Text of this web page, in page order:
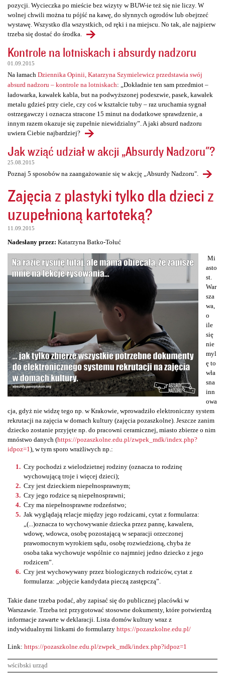
pozycji. Wycieczka po mieście bez wizyty w BUW-ie też się nie liczy. W
wolnej chwili można tu pójść na kawę, do słynnych ogrodów lub obejrzeć
wystawę. Wszystko dla wszystkich, od ręki i na miejscu. No tak, ale najpierw
trzeba się dostać do środka.
Kontrole na lotniskach i absurdy nadzoru
01.09.2015
Na łamach Dziennika Opinii, Katarzyna Szymielewicz przedstawia swój
absurd nadzoru – kontrole na lotniskach: „Dokładnie ten sam przedmiot –
ładowarka, kawałek kabla, but na podwyższonej podeszwie, pasek, kawałek
metalu gdzieś przy ciele, czy coś w kształcie tuby – raz uruchamia sygnał
ostrzegawczy i oznacza stracone 15 minut na dodatkowe sprawdzenie, a
innym razem okazuje się zupełnie niewidzialny”. A jaki absurd nadzoru
uwiera Ciebie najbardziej?
Jak wziąć udział w akcji „Absurdy Nadzoru"?
25.08.2015
Poznaj 5 sposobów na zaangażowanie się w akcję „Absurdy Nadzoru".
Zajęcia z plastyki tylko dla dzieci z
uzupełnioną kartoteką?
11.09.2015
Nadesłany przez: Katarzyna Batko-Tołuć
Mi
asto
st.
War
sza
wa,
o
ile
się
nie
myl
ę to
wła
sna
inn
owa
cja, gdyż nie widzę tego np. w Krakowie, wprowadziło elektroniczny system
rekrutacji na zajęcia w domach kultury (zajęcia pozaszkolne). Jeszcze zanim
dziecko zostanie przyjęte np. do pracowni ceramicznej, miasto zbierze o nim
mnóstwo danych (https://pozaszkolne.edu.pl/zwpek_mdk/index.php?
idpoz=1), w tym sporo wrażliwych np.:
Czy pochodzi z wielodzietnej rodziny (oznacza to rodzinę
wychowującą troje i więcej dzieci);
Czy jest dzieckiem niepełnosprawnym;
Czy jego rodzice są niepełnosprawni;
Czy ma niepełnosprawne rodzeństwo;
Jak wyglądają relacje między jego rodzicami, cytat z formularza:
„(...)oznacza to wychowywanie dziecka przez pannę, kawalera,
wdowę, wdowca, osobę pozostającą w separacji orzeczonej
prawomocnym wyrokiem sądu, osobę rozwiedzioną, chyba że
osoba taka wychowuje wspólnie co najmniej jedno dziecko z jego
rodzicem”.
Czy jest wychowywany przez biologicznych rodziców, cytat z
formularza: „objęcie kandydata pieczą zastępczą”.
Takie dane trzeba podać, aby zapisać się do publicznej placówki w
Warszawie. Trzeba też przygotować stosowne dokumenty, które potwierdzą
informacje zawarte w deklaracji. Lista domów kultury wraz z
indywidualnymi linkami do formularzy https://pozaszkolne.edu.pl/
Link: https://pozaszkolne.edu.pl/zwpek_mdk/index.php?idpoz=1
wścibski urząd